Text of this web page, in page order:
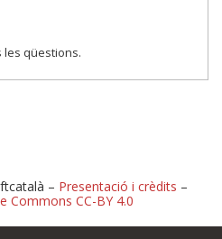
les qüestions.
– Presentació i crèdits –
Commons CC-BY 4.0